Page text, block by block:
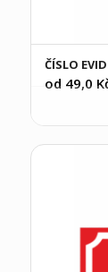
ČÍSLO
od 49,0